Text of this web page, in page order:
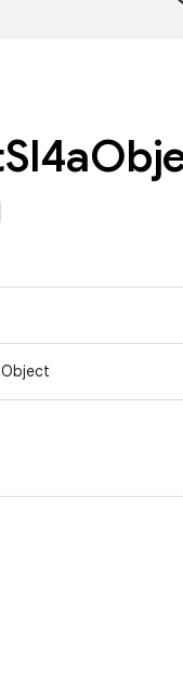
Sl4a